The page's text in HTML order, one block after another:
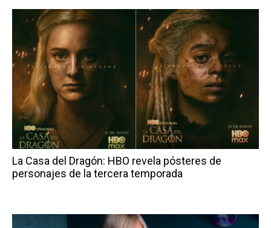
La Casa del Dragón: HBO revela pósteres de
personajes de la tercera temporada